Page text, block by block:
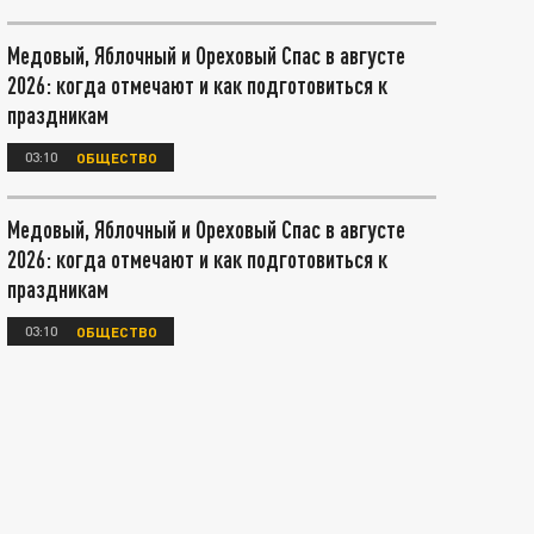
Медовый, Яблочный и Ореховый Спас в августе
2026: когда отмечают и как подготовиться к
праздникам
03:10 ОБЩЕСТВО
Медовый, Яблочный и Ореховый Спас в августе
2026: когда отмечают и как подготовиться к
праздникам
03:10 ОБЩЕСТВО